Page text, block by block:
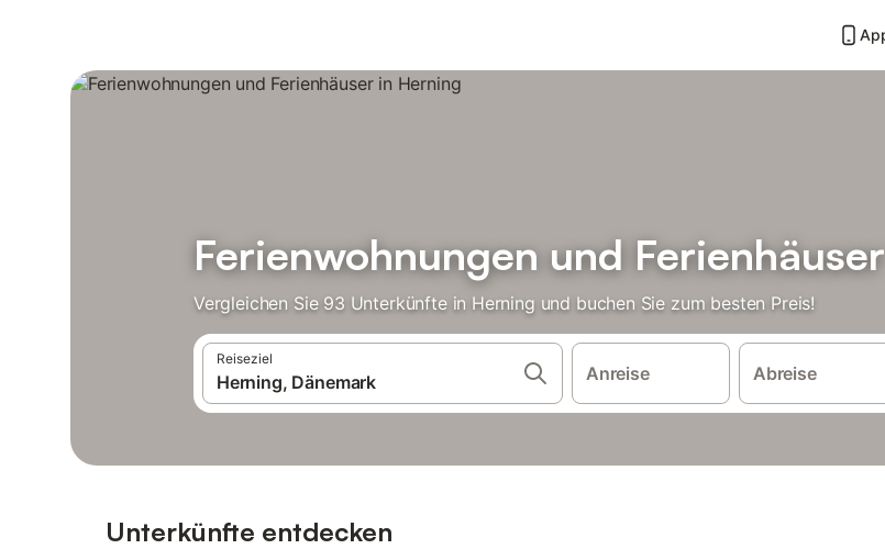
Ferienwohnungen und
Vergleichen Sie 93 Unterkünfte in Herning und buchen Sie zum besten Preis!
Reiseziel
Anreise Abreise
Unterkünfte entdecken